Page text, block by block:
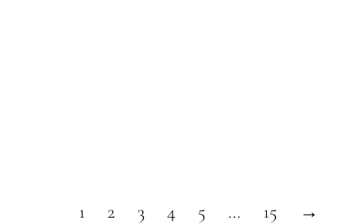
1 2 3 4 5 … 15 →